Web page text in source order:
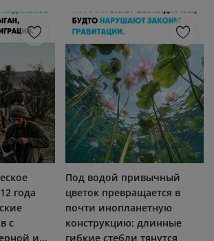
года
с
и...
Под водой привычный
цветок превращается в
почти инопланетную
конструкцию: длинные
гибкие стебли тянутся